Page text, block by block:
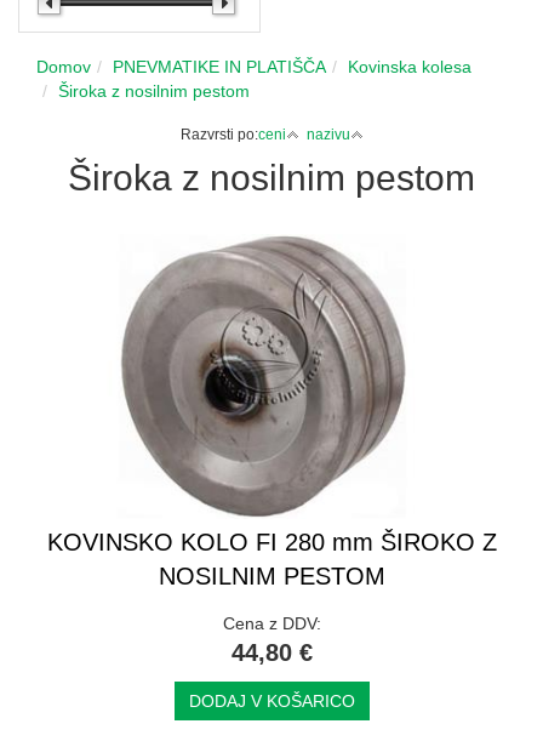
Domov PNEVMATIKE IN PLATIŠČA
Kovinska kolesa
Široka z nosilnim pestom
Razvrsti po:ceni nazivu
Široka z nosilnim pestom
KOVINSKO KOLO FI 280 mm ŠIROKO Z
NOSILNIM PESTOM
Cena z DDV:
44,80 €
DODAJ V KOŠARICO